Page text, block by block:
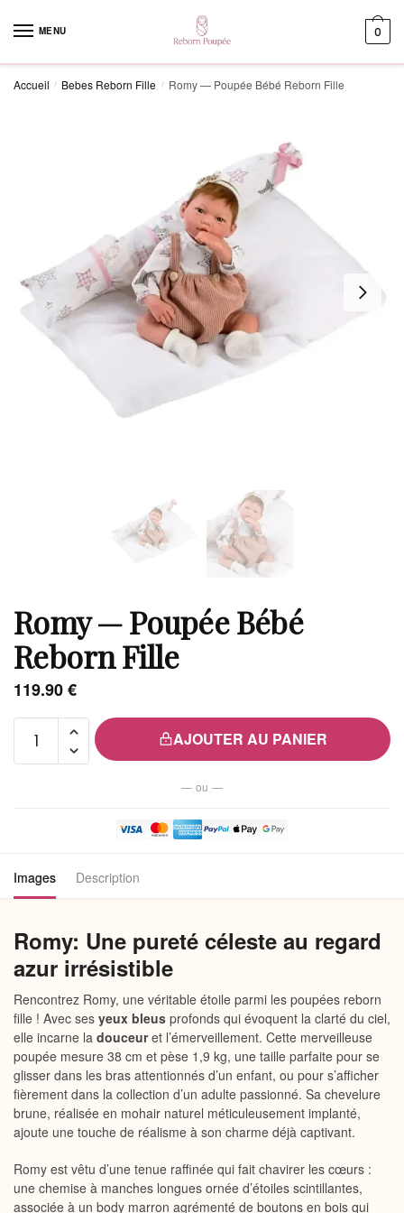
MENU 0
Accueil / Bebes Reborn Fille / Romy — Poupée Bébé Reborn Fille
Romy — Poupée Bébé
Reborn Fille
119.90€
Fille
AJOUTER AU PANIER
— ou —
Images Description
Romy: Une pureté céleste au regard
azur irrésistible
Rencontrez Romy, une véritable étoile parmi les poupées reborn
fille ! Avec ses yeux bleus profonds qui évoquent la clarté du ciel,
elle incarne la douceuret l’émerveillement. Cette merveilleuse
poupée mesure 38 cm et pèse 1,9 kg, une taille parfaite pour se
glisser dans les bras attentionnés d’un enfant, ou pour s’afficher
fièrement dans la collection d’un adulte passionné. Sa chevelure
brune, réalisée en mohair naturel méticuleusement implanté,
ajoute une touche de réalisme à son charme déjà captivant.
Romy est vêtu d’une tenue raffinée qui fait chavirer les cœurs :
une chemise à manches longues ornée d’étoiles scintillantes,
associée à un body marron agrémenté de boutons en bois qui